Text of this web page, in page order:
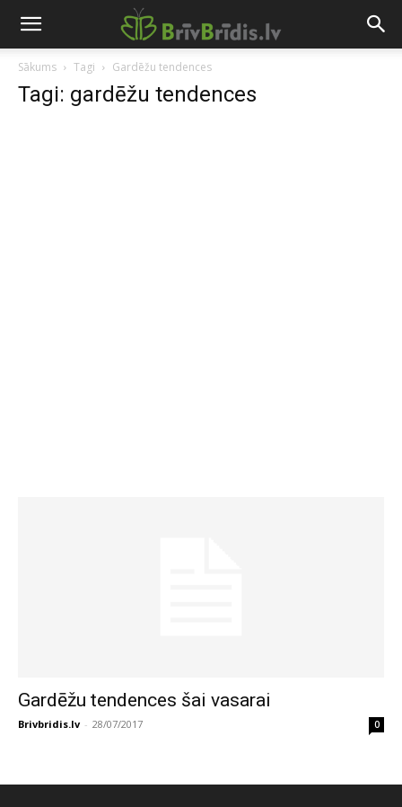
Sākums Tagi Gardēžu tendences
Tagi: gardēžu tendences
Gardēžu tendences šai vasarai
Brivbridis.lv - 28/07/2017 0